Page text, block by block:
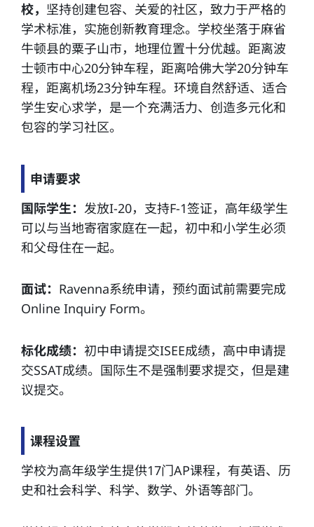
校， 坚持创建包容、关爱的社区，致力于严格的
学术标准，实施创新教育理念。学校坐落于麻省
牛顿县的粟子山市，地理位置十分优越。距离波
士顿市中心20分钟车程，距离哈佛大学20分钟车
程，距离机场23分钟车程。环境自然舒适、适合
学生安心求学，是一个充满活力、创造多元化和
包容的学习社区。
申请要求
国际学生： 发放I-20，支持F-1签证，高年级学生
可以与当地寄宿家庭在一起，初中和小学生必须
和父母住在一起。
面试： Ravenna系统申请，预约面试前需要完成
Online Inquiry Form。
标化成绩： 初中申请提交ISEE成绩，高中申请提
交SSAT成绩。国际生不是强制要求提交，但是建
议提交。
课程设置
学校为高年级学生提供17门AP课程，有英语、历
史和社会科学、科学、数学、外语等部门。